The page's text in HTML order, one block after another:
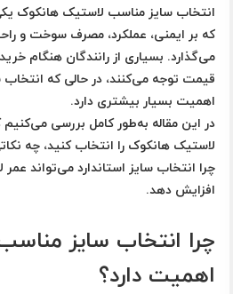
انتخاب سایز مناسب لاستیک هانکوک
که بر ایمنی، عملکرد، مصرف سوخت و
می‌گذارد. بسیاری از رانندگان هنگام
قیمت توجه می‌کنند، در حالی که
اهمیت بسیار بیشتری دارد.
در این مقاله به‌طور کامل بررسی
لاستیک هانکوک را انتخاب کنید، چه
چرا انتخاب سایز استاندارد می‌تواند
افزایش دهد.
چرا انتخاب سایز
اهمیت دارد؟